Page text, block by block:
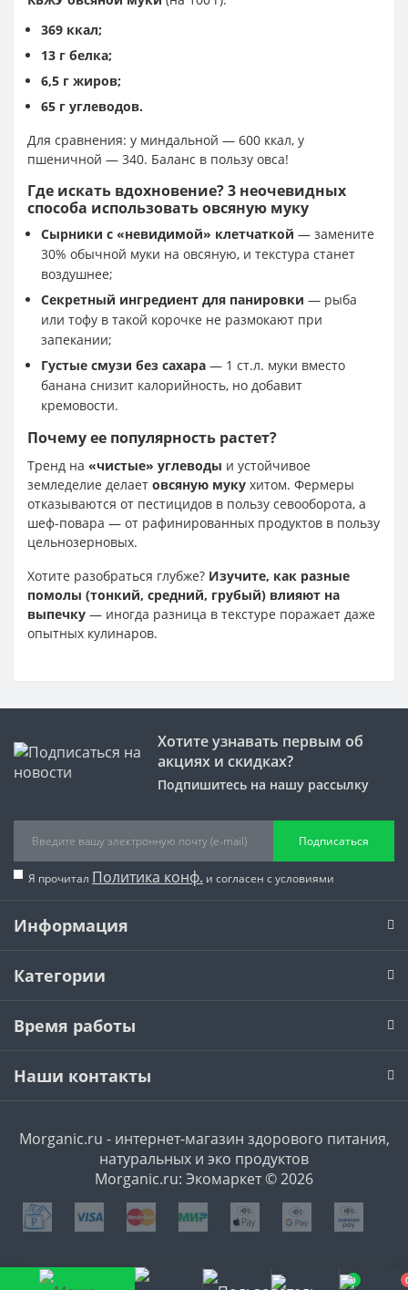
0
369 ккал;
13 г белка;
6,5 г жиров;
65 г углеводов.
Для сравнения: у миндальной — 600 ккал, у
пшеничной — 340. Баланс в пользу овса!
Где искать вдохновение? 3 неочевидных
способа использовать овсяную муку
Сырники с «невидимой» клетчаткой — замените
30% обычной муки на овсяную, и текстура станет
воздушнее;
Секретный ингредиент для панировки — рыба
или тофу в такой корочке не размокают при
запекании;
Густые смузи без сахара — 1 ст.л. муки вместо
банана снизит калорийность, но добавит
кремовости.
Почему ее популярность растет?
Тренд на «чистые» углеводы и устойчивое
земледелие делает овсяную муку хитом. Фермеры
отказываются от пестицидов в пользу севооборота, а
шеф-повара — от рафинированных продуктов в пользу
цельнозерновых.
Хотите разобраться глубже? Изучите, как разные
помолы (тонкий, средний, грубый) влияют на
выпечку — иногда разница в текстуре поражает даже
опытных кулинаров.
Хотите узнавать первым об
акциях и скидках?
Подпишитесь на нашу рассылку
Подписаться
Я прочитал Политика конф. и согласен с условиями
Информация
Категории
Время работы
Наши контакты
Morganic.ru - интернет-магазин здорового питания,
натуральных и эко продуктов
Morganic.ru: Экомаркет © 2026